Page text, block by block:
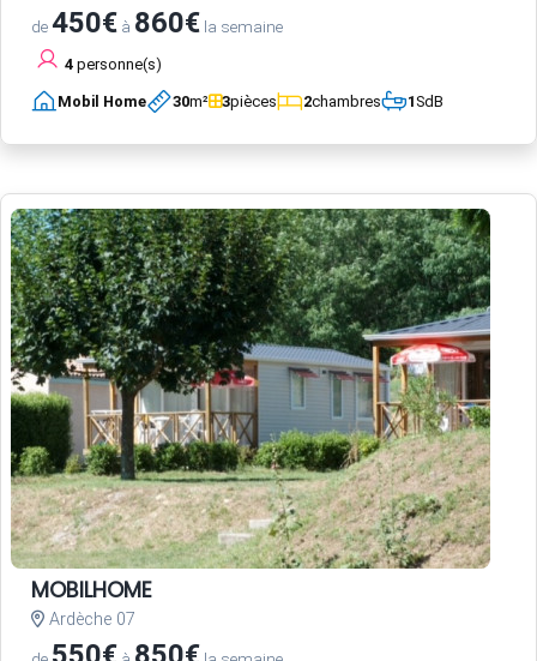
de450€ à 860€ la semaine
4 personne(s)
Mobil Home 30m² 3pièces 2chambres 1SdB
MOBILHOME
Ardèche 07